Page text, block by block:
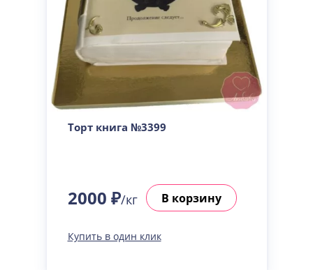
Торт книга №3399
2000 ₽/кг В корзину
Купить в один клик